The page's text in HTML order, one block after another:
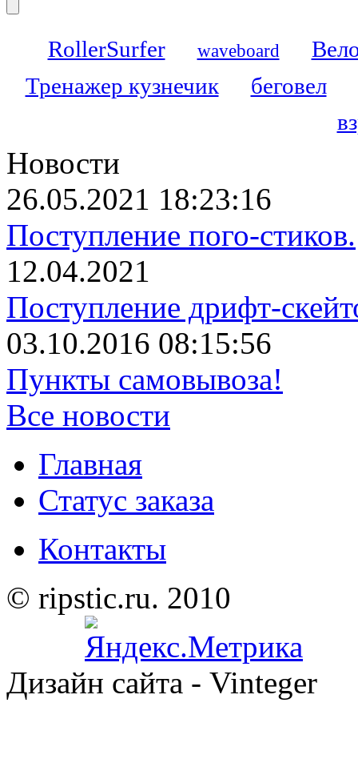
RollerSurfer waveboard
Тренажер кузнечик
беговел
Новости
26.05.2021 18:23:16
Поступление пого-стиков.
12.04.2021
Поступление дрифт-
03.10.2016 08:15:56
Пункты самовывоза!
Все новости
Главная
Статус заказа
Контакты
© ripstic.ru. 2010
Дизайн сайта - Vinteger